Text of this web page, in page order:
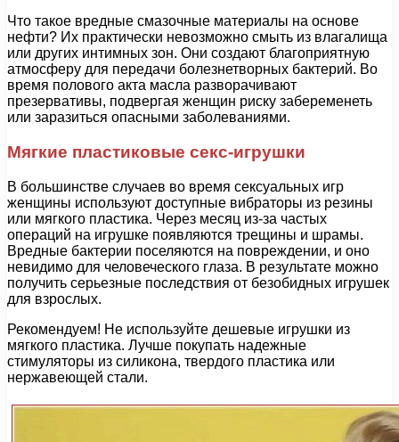
Что такое вредные смазочные материалы на основе
нефти? Их практически невозможно смыть из влагалища
или других интимных зон. Они создают благоприятную
атмосферу для передачи болезнетворных бактерий. Во
время полового акта масла разворачивают
презервативы, подвергая женщин риску забеременеть
или заразиться опасными заболеваниями.
Мягкие пластиковые секс-игрушки
В большинстве случаев во время сексуальных игр
женщины используют доступные вибраторы из резины
или мягкого пластика. Через месяц из-за частых
операций на игрушке появляются трещины и шрамы.
Вредные бактерии поселяются на повреждении, и оно
невидимо для человеческого глаза. В результате можно
получить серьезные последствия от безобидных игрушек
для взрослых.
Рекомендуем! Не используйте дешевые игрушки из
мягкого пластика. Лучше покупать надежные
стимуляторы из силикона, твердого пластика или
нержавеющей стали.